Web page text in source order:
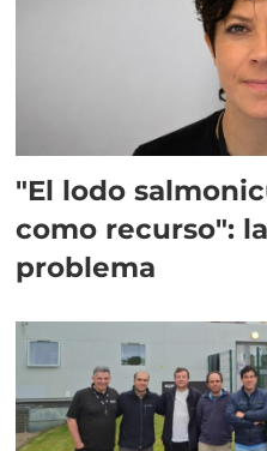
"El lodo
como recurso":
problema